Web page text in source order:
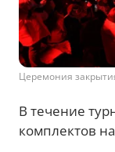
Церемония
В течение
комплектов